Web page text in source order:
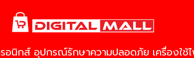
อนิกส์ อุปกรณ์รักษาความปลอดภัย เครื่องใช้